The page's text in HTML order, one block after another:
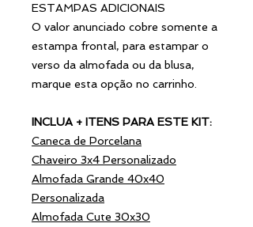
ESTAMPAS ADICIONAIS
O valor anunciado cobre somente a
estampa frontal, para estampar o
verso da almofada ou da blusa,
marque esta opção no carrinho.
INCLUA + ITENS PARA ESTE KIT:
Caneca de Porcelana
Chaveiro 3x4 Personalizado
Almofada Grande 40x40
Personalizada
Almofada Cute 30x30